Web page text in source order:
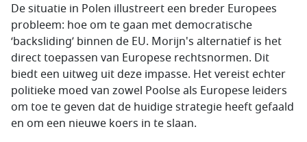
De situatie in Polen illustreert een breder Europees
probleem: hoe om te gaan met democratische
‘backsliding’ binnen de EU. Morijn's alternatief is het
direct toepassen van Europese rechtsnormen. Dit
biedt een uitweg uit deze impasse. Het vereist echter
politieke moed van zowel Poolse als Europese leiders
om toe te geven dat de huidige strategie heeft gefaald
en om een nieuwe koers in te slaan.